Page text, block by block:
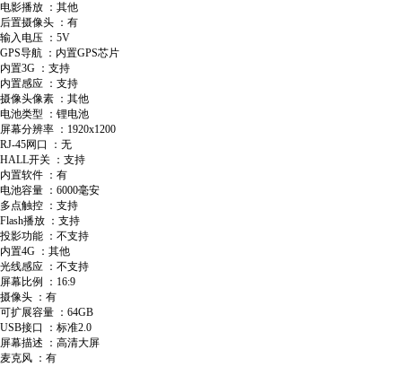
电影播放 ：其他
后置摄像头 ：有
输入电压 ：5V
GPS导航 ：内置GPS芯片
内置3G ：支持
内置感应 ：支持
摄像头像素 ：其他
电池类型 ：锂电池
屏幕分辨率 ：1920x1200
RJ-45网口 ：无
HALL开关 ：支持
内置软件 ：有
电池容量 ：6000毫安
多点触控 ：支持
Flash播放 ：支持
投影功能 ：不支持
内置4G ：其他
光线感应 ：不支持
屏幕比例 ：16:9
摄像头 ：有
可扩展容量 ：64GB
USB接口 ：标准2.0
屏幕描述 ：高清大屏
麦克风 ：有